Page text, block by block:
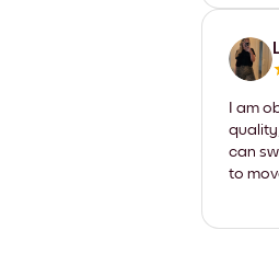
I am
can
to